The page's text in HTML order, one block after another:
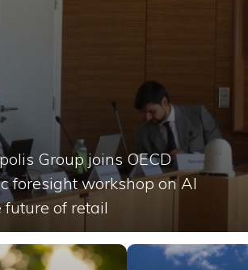
Group joins OECD
foresight workshop on AI
future of retail